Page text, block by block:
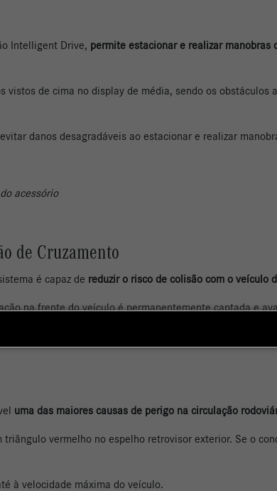
Intelligent Drive, permite estacionar e realizar manobras
vistos de cima no display de média, sendo os
danos desagradáveis ao estacionar e realizar
acessório
de Cruzamento
é capaz de reduzir o risco de colisão com o veículo
na frente do veículo é permanentemente captada e
mas, a uma velocidade de até 72 km/h, também
uma das maiores causas de perigo na circulação
vermelho no espelho retrovisor exterior. Se o
à velocidade máxima do veículo.